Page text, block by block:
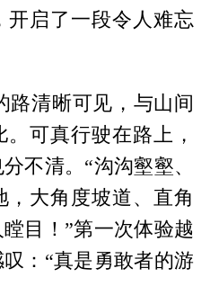
开启了一段令人难忘
路清晰可见，与山间
可真行驶在路上，
不清。“沟沟壑壑、
大角度坡道、直角
目！”第一次体验越
：“真是勇敢者的游